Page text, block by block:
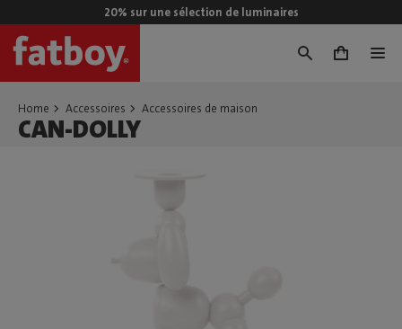
20% sur une sélection de luminaires
0
Home Accessoires Accessoires de maison
CAN-DOLLY